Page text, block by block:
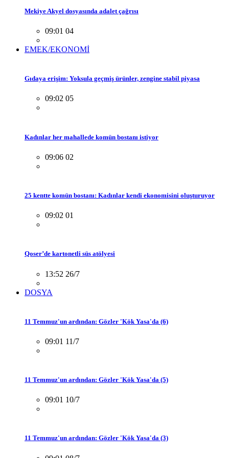
Mekiye Akyel dosyasında adalet çağrısı
09:01 04
EMEK/EKONOMİ
Gıdaya erişim: Yoksula geçmiş ürünler, zengine stabil piyasa
09:02 05
Kadınlar her mahallede komün bostanı istiyor
09:06 02
25 kentte komün bostanı: Kadınlar kendi ekonomisini oluşturuyor
09:02 01
Qoser’de kartonetli süs atölyesi
13:52 26/7
DOSYA
11 Temmuz'un ardından: Gözler 'Kök Yasa'da (6)
09:01 11/7
11 Temmuz'un ardından: Gözler 'Kök Yasa'da (5)
09:01 10/7
11 Temmuz'un ardından: Gözler 'Kök Yasa'da (3)